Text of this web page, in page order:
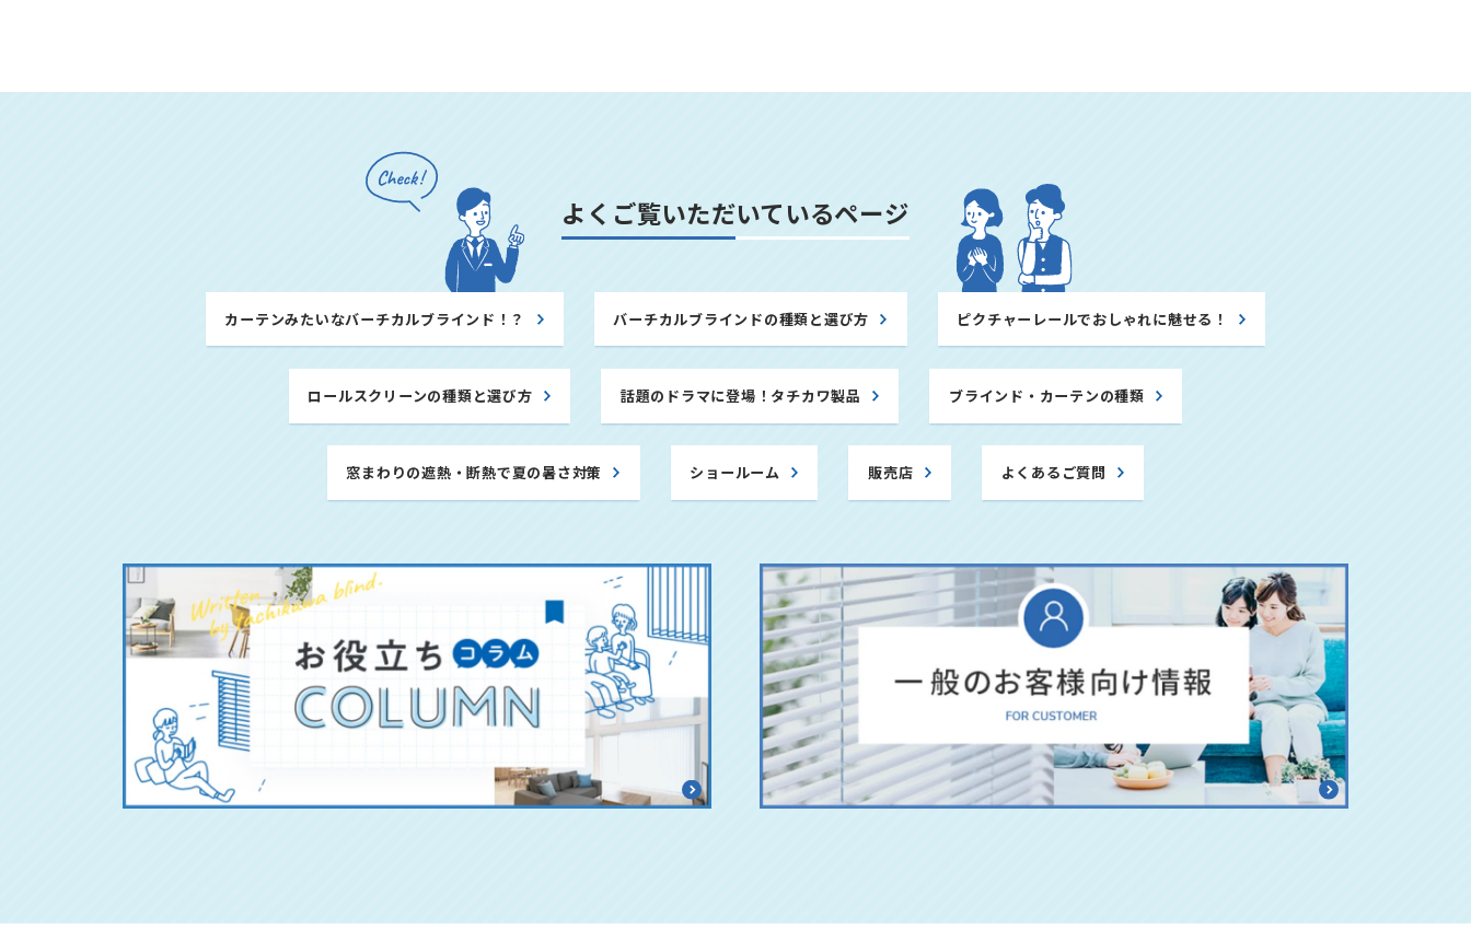
よくご覧いただいているページ
カーテンみたいなバーチカルブラインド！？ バーチカルブラインドの種類と選び方 ピクチャーレールでおしゃれに魅せる！
ロールスクリーンの種類と選び方 話題のドラマに登場！タチカワ製品 ブラインド・カーテンの種類
窓まわりの遮熱・断熱で夏の暑さ対策 ショールーム 販売店 よくあるご質問